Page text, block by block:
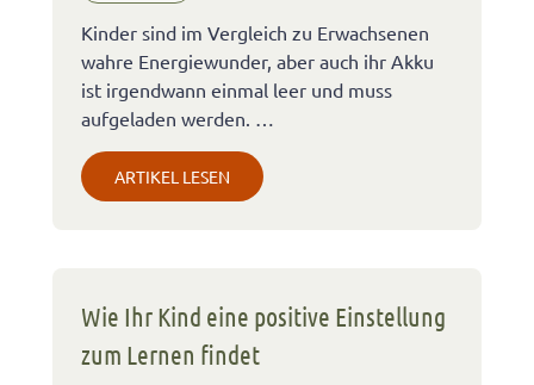
Kinder sind im Vergleich zu Erwachsenen
wahre Energiewunder, aber auch ihr Akku
ist irgendwann einmal leer und muss
aufgeladen werden. …
ARTIKEL LESEN
Wie Ihr Kind eine positive Einstellung
zum Lernen findet